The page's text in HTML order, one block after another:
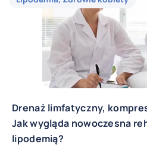
Drenaż limfatyczny,
Jak wygląda nowoczesna
lipodemią?